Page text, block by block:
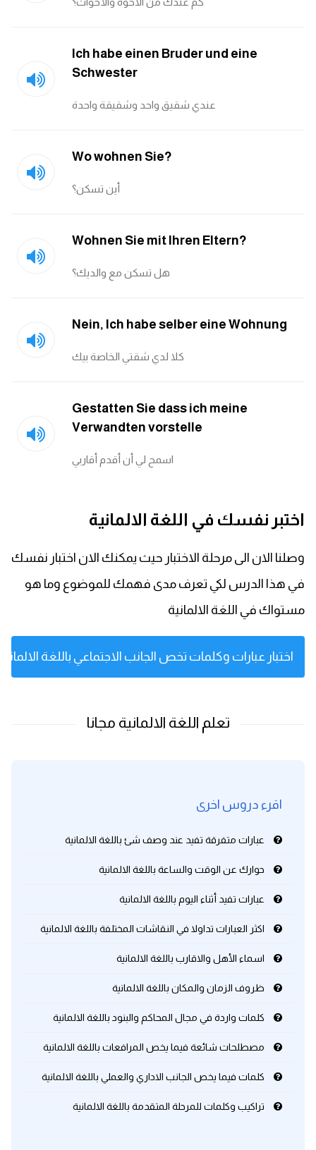
Ich habe einen Bruder und eine
Schwester
عندي شقيق واحد وشقيقة واحدة
Wo wohnen Sie?
أين تسكن؟
Wohnen Sie mit Ihren Eltern?
هل تسكن مع والديك؟
Nein, Ich habe selber eine Wohnung
كلا لدي شقتي الخاصة بيك
Gestatten Sie dass ich meine
Verwandten vorstelle
اسمح لي أن أقدم أقاربي
اختبر نفسك في اللغة الالمانية
وصلنا الان الى مرحلة الاختبار حيث يمكنك الان اختبار نفسك
في هذا الدرس لكي تعرف مدى فهمك للموضوع وما هو
مستواك في اللغة الالمانية
اختبار عبارات وكلمات تخص الجانب الاجتماعي باللغة
اقرء دروس اخرى
عبارات متفرقة تفيد عند وصف شئ باللغة الالمانية
حوارك عن الوقت والساعة باللغة الالمانية
عبارات تفيد أثناء اليوم باللغة الالمانية
اكثر العبارات تداولا في النقاشات المختلفة باللغة الالمانية
اسماء الأهل والاقارب باللغة الالمانية
ظروف الزمان والمكان باللغة الالمانية
كلمات واردة في مجال المحاكم والبنود باللغة الالمانية
مصطلحات شائعة فيما يخص المرافعات باللغة الالمانية
كلمات فيما يخص الجانب الاداري والعملي باللغة الالمانية
تراكيب وكلمات للمرحلة المتقدمة باللغة الالمانية